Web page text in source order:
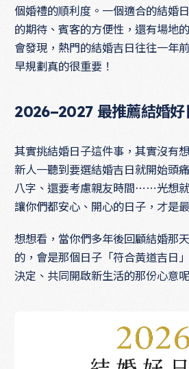
個婚禮的順利度。一個適合的結婚
的期待、賓客的方便性，還有場地
會發現，熱門的結婚吉日往往一年
早規劃真的很重要！
2026–2027 最推薦結婚好
其實挑結婚日子這件事，其實沒有
新人一聽到要選結婚吉日就開始頭
八字、還要考慮親友時間⋯⋯光想
讓你們都安心、開心的日子，才是
想想看，當你們多年後回顧結婚那
的，會是那個日子「符合黃道吉日
決定、共同開啟新生活的那份心意